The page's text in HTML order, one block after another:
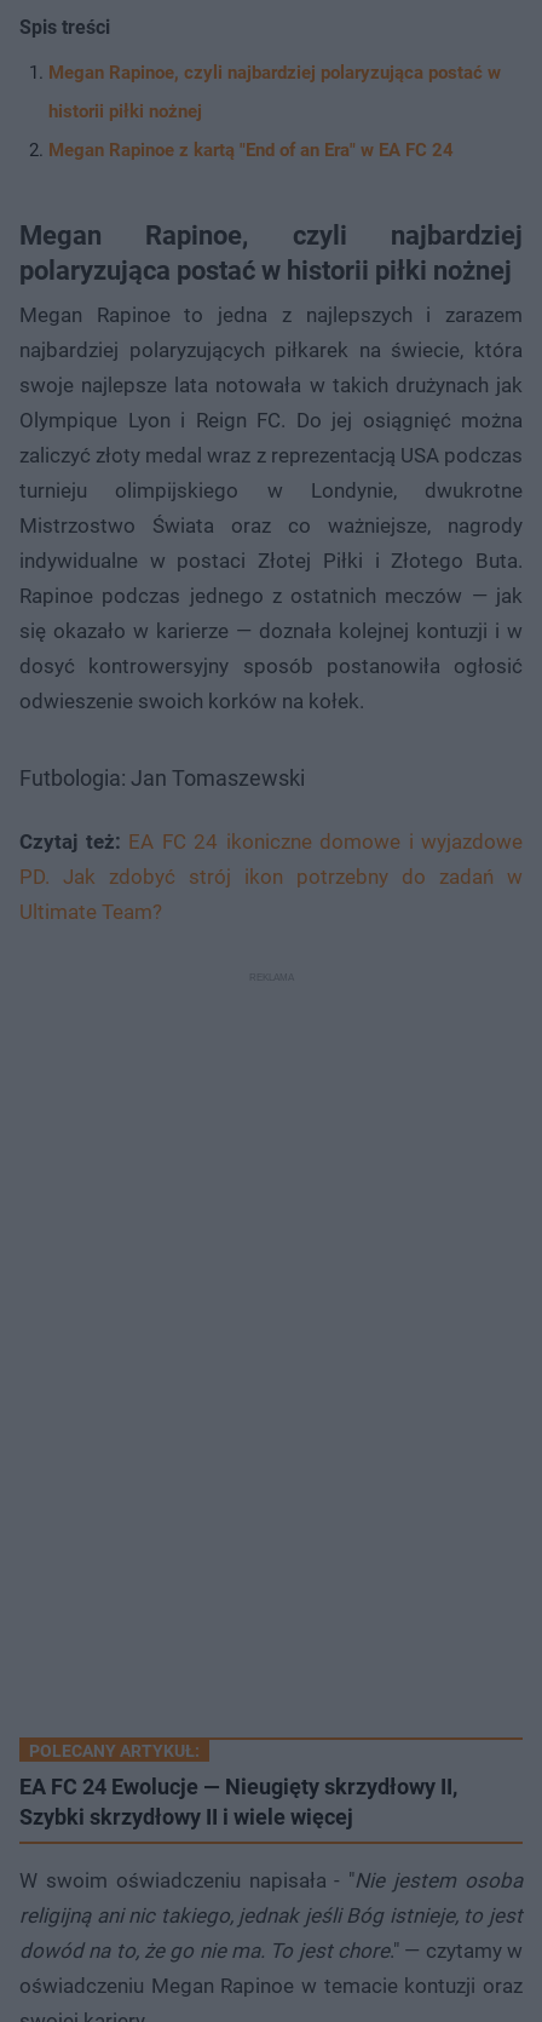
Spis treści
Megan Rapinoe, czyli najbardziej polaryzująca postać w
historii piłki nożnej
Megan Rapinoe z kartą "End of an Era" w EA FC 24
Megan Rapinoe, czyli najbardziej
polaryzująca postać w historii piłki nożnej
Megan Rapinoe to jedna z najlepszych i zarazem
najbardziej polaryzujących piłkarek na świecie, która
swoje najlepsze lata notowała w takich drużynach jak
Olympique Lyon i Reign FC. Do jej osiągnięć można
zaliczyć złoty medal wraz z reprezentacją USA podczas
turnieju olimpijskiego w Londynie, dwukrotne
Mistrzostwo Świata oraz co ważniejsze, nagrody
indywidualne w postaci Złotej Piłki i Złotego Buta.
Rapinoe podczas jednego z ostatnich meczów — jak
się okazało w karierze — doznała kolejnej kontuzji i w
dosyć kontrowersyjny sposób postanowiła ogłosić
odwieszenie swoich korków na kołek.
Futbologia: Jan Tomaszewski
Czytaj też: EA FC 24 ikoniczne domowe i wyjazdowe
PD. Jak zdobyć strój ikon potrzebny do zadań w
Ultimate Team?
POLECANY ARTYKUŁ:
EA FC 24 Ewolucje — Nieugięty skrzydłowy II,
Szybki skrzydłowy II i wiele więcej
W swoim oświadczeniu napisała - "Nie jestem osoba
religijną ani nic takiego, jednak jeśli Bóg istnieje, to jest
dowód na to, że go nie ma. To jest chore." — czytamy w
oświadczeniu Megan Rapinoe w temacie kontuzji oraz